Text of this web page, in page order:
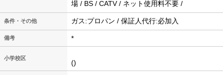
場 / BS / CATV / ネット使用料不要 /
条件・その他 ガス:プロパン / 保証人代行:必加入
備考 *
小学校区
()